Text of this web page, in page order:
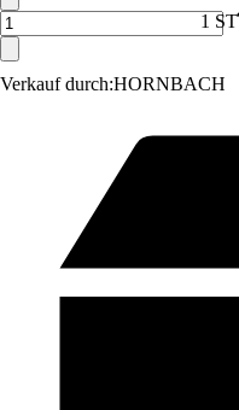
Verkauf durch:HORNBACH
1 ST